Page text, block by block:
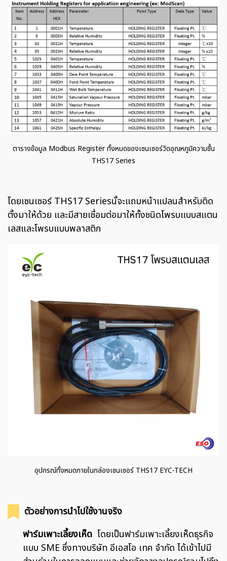
ตารางข้อมูล Modbus Register ทั้งหมดของเซนเซอร์วัดอุณหภูมิความชื้น
THS17 Series
โดยเซนเซอร์ THS17 Seriesนั้จะแถมหน้าแปลนสำหรับติด
ตั้งมาให้ด้วย และมีสายเชื่อมต่อมาให้ทั้งชนิดโพรบแบบสแตน
เลสและโพรบแบบพลาสติก
อุปกรณ์ทั้งหมดภายในกล่องเซนเซอร์ THS17 EYC-TECH
ตัวอย่างการนำไปใช้งานจริง
ฟาร์มเพาะเลี้ยงเห็ด โดยเป็นฟาร์มเพาะเลี้ยงเห็ดธุรกิจ
แบบ SME ซึ่งทางบริษัท อีเอสโอ เทค จำกัด ได้เข้าไปมี